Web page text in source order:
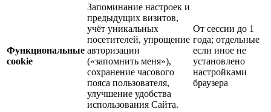
Функциональные
cookie
Запоминание настроек и
предыдущих визитов,
учёт уникальных
посетителей, упрощение
авторизации
(«запомнить меня»),
сохранение часового
пояса пользователя,
улучшение удобства
использования Сайта.
От сессии до 1
года; отдельные
если иное не
установлено
настройками
браузера